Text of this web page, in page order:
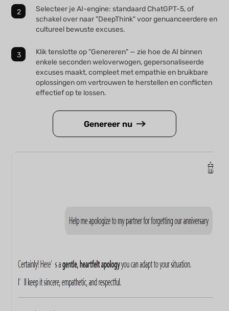
Selecteer je AI-engine: standaard ChatGPT-5, of
schakel over naar "DeepThink" voor genuanceerdere en
cultureel bewuste excuses.
Klik tenslotte op "Genereren" — zie hoe de AI binnen
enkele seconden weloverwogen, gepersonaliseerde
excuses maakt, compleet met empathie en bruikbare
oplossingen om vertrouwen te herstellen en conflicten
effectief op te lossen.
Genereer nu